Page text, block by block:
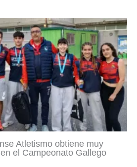
Atletismo obtiene muy
el Campeonato Gallego